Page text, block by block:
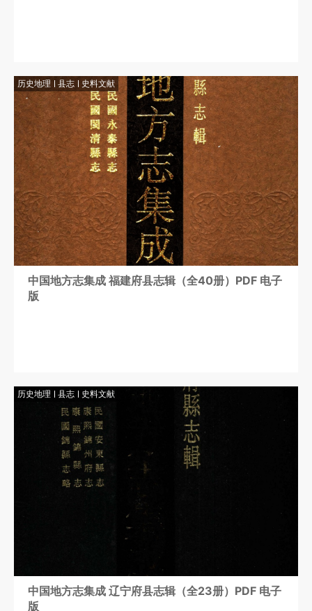
历史地理 县志 史料文献
中国地方志集成 福建府县志辑（全40册）PDF 电子
版
历史地理 县志 史料文献
中国地方志集成 辽宁府县志辑（全23册）PDF 电子
版